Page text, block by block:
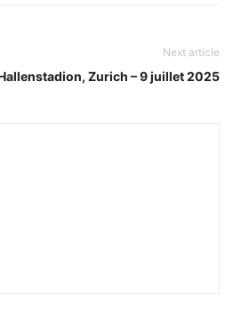
Next article
Hallenstadion, Zurich – 9 juillet 2025